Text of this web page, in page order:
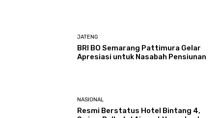
JATENG
BRI BO Semarang Pattimura Gelar
Apresiasi untuk Nasabah Pensiunan
NASIONAL
Resmi Berstatus Hotel Bintang 4,